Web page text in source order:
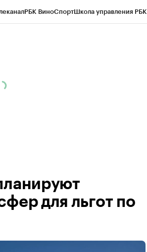
РБК ВиноСпортШкола управления РБК
для льгот по